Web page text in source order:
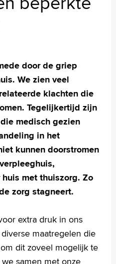
onderzoek
+
door de griep
We zien veel
klachten die
Tegelijkertijd zijn
medisch gezien
in het
kunnen doorstromen
met thuiszorg. Zo
zorg stagneert.
extra druk in ons
maatregelen die
dit zoveel mogelijk te
samen met onze